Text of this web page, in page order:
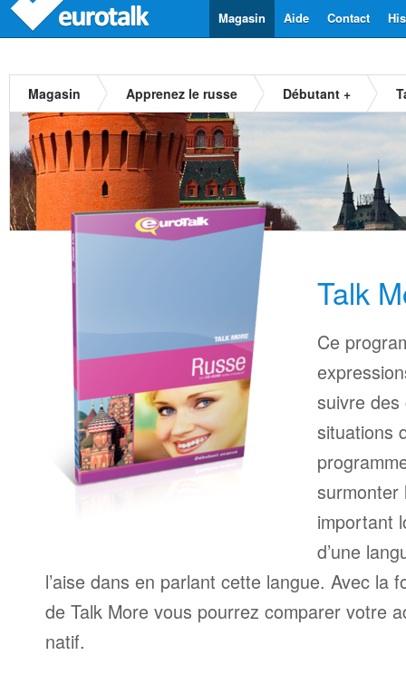
Contact
Aide
Magasin
Magasin Apprenez le russe Débutant +
Talk
Ce
suivre
situations
surmonter
important
d’une
l’aise dans en parlant cette langue. Avec la
de Talk More vous pourrez comparer votre
natif.